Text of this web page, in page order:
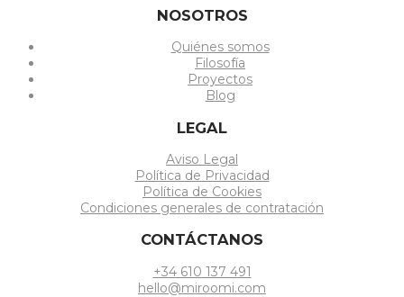
NOSOTROS
Quiénes somos
Filosofía
Proyectos
Blog
LEGAL
Aviso Legal
Política de Privacidad
Política de Cookies
Condiciones generales de contratación
CONTÁCTANOS
+34 610 137 491
hello@miroomi.com